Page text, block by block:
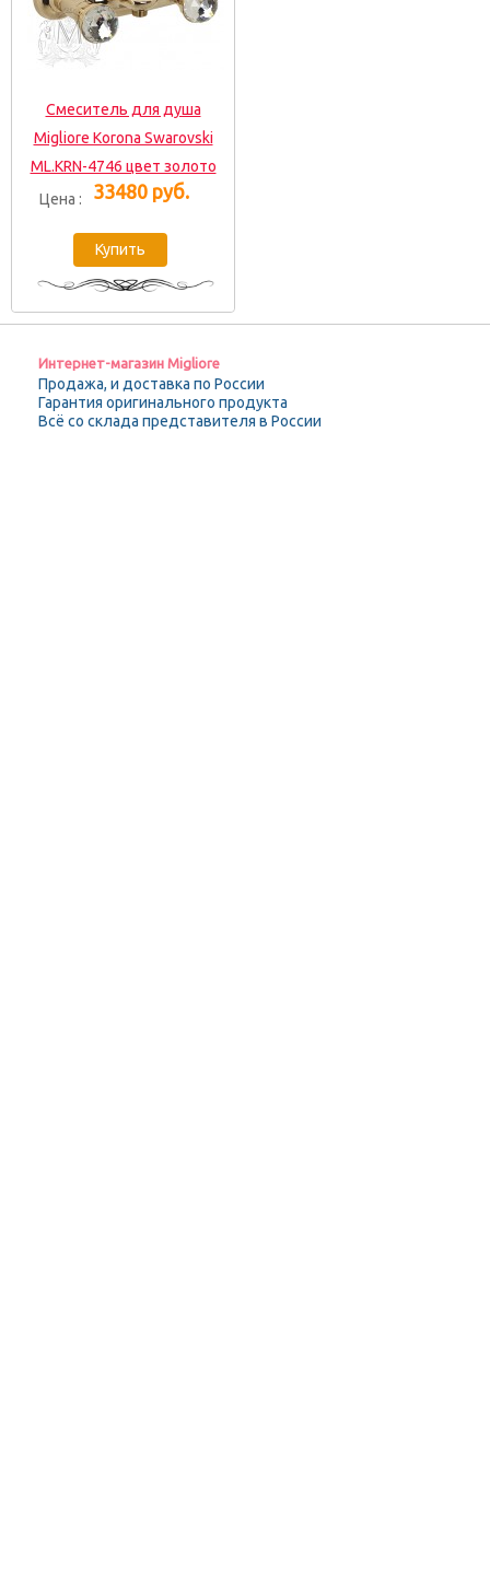
Смеситель для душа
Migliore Korona Swarovski
ML.KRN-4746 цвет золото
Цена :
33480 руб.
Интернет-магазин Migliore
Продажа, и доставка по России
Гарантия оригинального продукта
Всё со склада представителя в России